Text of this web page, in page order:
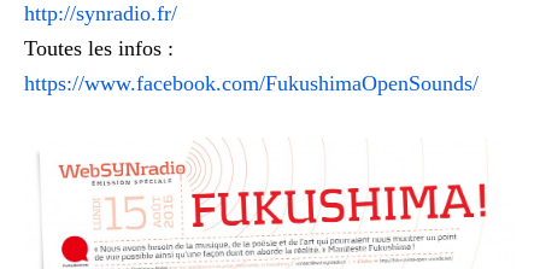
http://synradio.fr/
Toutes les infos :
https://www.facebook.com/FukushimaOpenSounds/